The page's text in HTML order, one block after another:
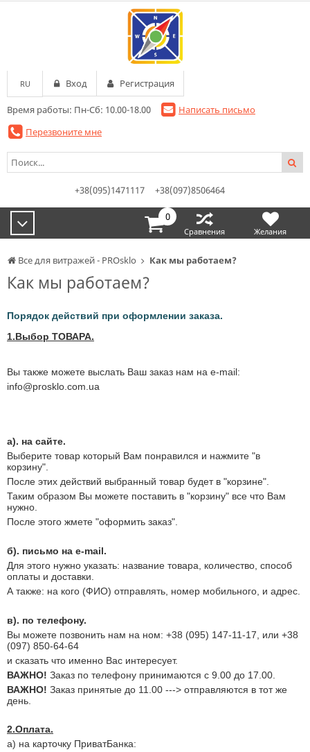
Все для витражей - PROsklo Как мы работаем?
Как мы работаем?
Порядок действий при оформлении заказа.
1.Выбор ТОВАРА.
Вы также можете выслать Ваш заказ нам на e-mail:
info@prosklo.com.ua
а). на сайте.
Выберите товар который Вам понравился и нажмите "в
корзину".
После этих действий выбранный товар будет в "корзине".
Таким образом Вы можете поставить в "корзину" все что Вам
нужно.
После этого жмете "оформить заказ".
б). письмо на e-mail.
Для этого нужно указать: название товара, количество, способ
оплаты и доставки.
А также: на кого (ФИО) отправлять, номер мобильного, и адрес.
в). по телефону.
Вы можете позвонить нам на ном: +38 (095) 147-11-17, или +38
(097) 850-64-64
и сказать что именно Вас интересует.
ВАЖНО! Заказ по телефону принимаются с 9.00 до 17.00.
ВАЖНО! Заказ принятые до 11.00 ---> отправляются в тот же
день.
2.Оплата.
а) на карточку ПриватБанка:
Время работы: Пн-Сб: 10.00-18.00
Написать письмо
Перезвоните мне
RU Вход Регистрация
+38(095)1471117 +38(097)8506464
0
Сравнения Желания